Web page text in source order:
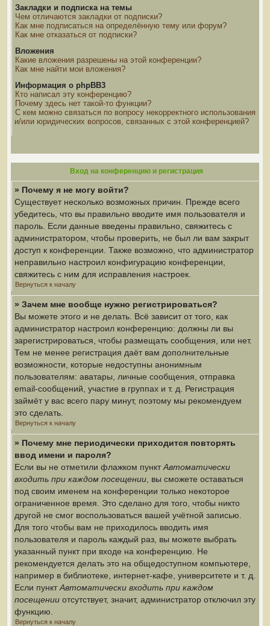
Закладки и подписка на темы
Чем отличаются закладки от подписки?
Как мне подписаться на определённую тему или форум?
Как мне отказаться от подписки?
Вложения
Какие вложения разрешены на этой конференции?
Как мне найти мои вложения?
Информация о phpBB3
Кто написал эту конференцию?
Почему здесь нет такой-то функции?
С кем можно связаться по вопросу некорректного использования
и/или юридических вопросов, связанных с этой конференцией?
Вход на конференцию и регистрация
» Почему я не могу войти?
Существует несколько возможных причин. Прежде всего
убедитесь, что вы правильно вводите имя пользователя и
пароль. Если данные введены правильно, свяжитесь с
администратором, чтобы проверить, не был ли вам закрыт
доступ к конференции. Также возможно, что администратор
неправильно настроил конфигурацию конференции,
свяжитесь с ним для исправления настроек.
Вернуться к началу
» Зачем мне вообще нужно регистрироваться?
Вы можете этого и не делать. Всё зависит от того, как
администратор настроил конференцию: должны ли вы
зарегистрироваться, чтобы размещать сообщения, или нет.
Тем не менее регистрация даёт вам дополнительные
возможности, которые недоступны анонимным
пользователям: аватары, личные сообщения, отправка
email-сообщений, участие в группах и т. д. Регистрация
займёт у вас всего пару минут, поэтому мы рекомендуем
это сделать.
Вернуться к началу
» Почему мне периодически приходится повторять
ввод имени и пароля?
Если вы не отметили флажком пунктАвтоматически
входить при каждом посещении , вы сможете оставаться
под своим именем на конференции только некоторое
ограниченное время. Это сделано для того, чтобы никто
другой не смог воспользоваться вашей учётной записью.
Для того чтобы вам не приходилось вводить имя
пользователя и пароль каждый раз, вы можете выбрать
указанный пункт при входе на конференцию. Не
рекомендуется делать это на общедоступном компьютере,
например в библиотеке, интернет-кафе, университете и т. д.
Если пунктАвтоматически входить при каждом
посещении отсутствует, значит, администратор отключил эту
функцию.
Вернуться к началу